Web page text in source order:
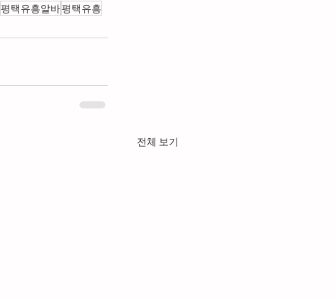
평택유흥알바평택유흥
전체 보기